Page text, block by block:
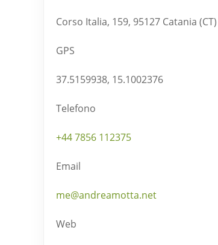
Corso Italia, 159, 95127 Catania (CT)
GPS
37.5159938, 15.1002376
Telefono
+44 7856 112375
Email
me@andreamotta.net
Web